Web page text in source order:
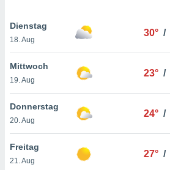
von
und
auf
Sie
klicken.
und
Dienstag
18. Aug
30° /
Mittwoch
19. Aug
23° /
Donnerstag
20. Aug
24° /
Freitag
21. Aug
27° /